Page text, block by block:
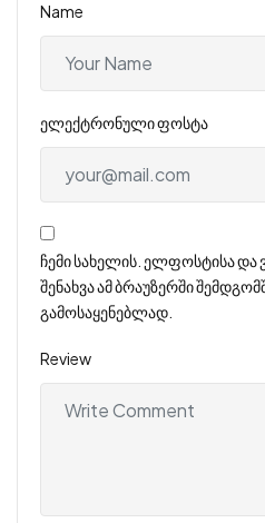
Name
ელექტრონული ფოსტა
ჩემი სახელის. ელფოსტისა და
შენახვა ამ ბრაუზერში
გამოსაყენებლად.
Review